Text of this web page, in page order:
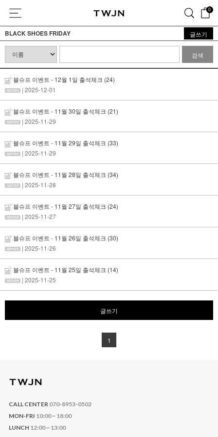
0
BLACK SHOES FRIDAY 글쓰기
검색
블슈프 이벤트 - 12월 1일 출석체크 (24)
| 2025-12-01
블슈프 이벤트 - 11월 30일 출석체크 (21)
| 2025-11-29
블슈프 이벤트 - 11월 29일 출석체크 (33)
| 2025-11-29
블슈프 이벤트 - 11월 28일 출석체크 (34)
| 2025-11-28
블슈프 이벤트 - 11월 27일 출석체크 (24)
| 2025-11-27
블슈프 이벤트 - 11월 26일 출석체크 (30)
| 2025-11-26
블슈프 이벤트 - 11월 25일 출석체크 (14)
| 2025-11-25
글쓰기
1
CALL CENTER 070-8953-0502
MON-FRI 10:00 ~ 18:00
LUNCH 12:00 ~ 13:00